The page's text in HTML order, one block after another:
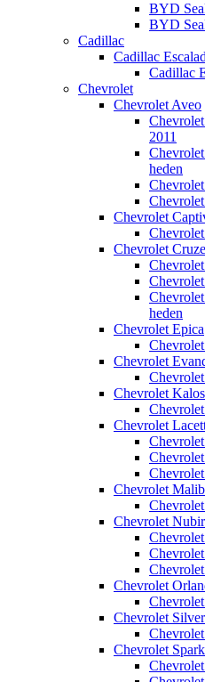
BYD
BYD
Cadillac
Cadillac
Cadillac
Chevrolet
Chevrolet Aveo
2011
heden
Chevrolet
Chevrolet Cruze
heden
Chevrolet Epica
Chevrolet
Chevrolet Kalos
Chevrolet
Chevrolet
Chevrolet
Chevrolet
Chevrolet
Chevrolet Spark